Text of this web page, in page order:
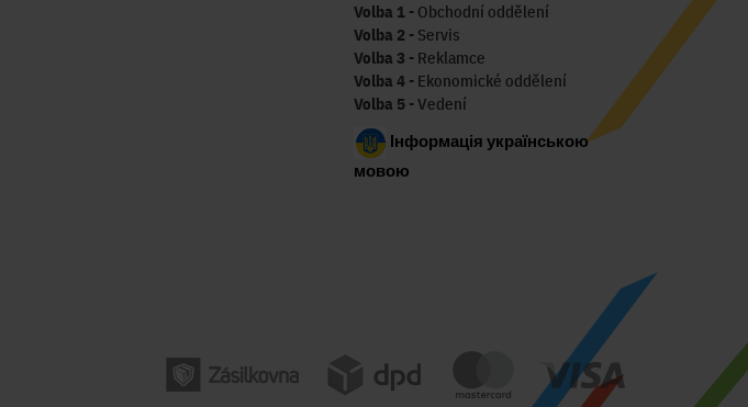
Volba 1 - Obchodní oddělení
Volba 2 - Servis
Volba 3 - Reklamce
Volba 4 - Ekonomické oddělení
Volba 5 - Vedení
Інформація українською
мовою